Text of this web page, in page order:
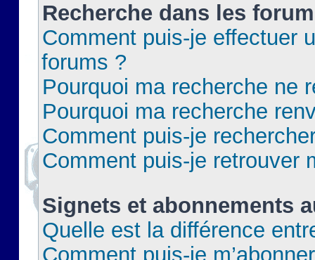
Recherche dans les
Comment puis-je effectuer
forums ?
Pourquoi ma recherche ne
Pourquoi ma recherche
Comment puis-je
Comment puis-je retrouver
Signets et abonnements
Quelle est la différence
Comment puis-je